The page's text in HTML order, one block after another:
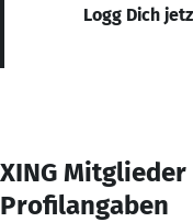
Logg Dich
XING
Profilangaben